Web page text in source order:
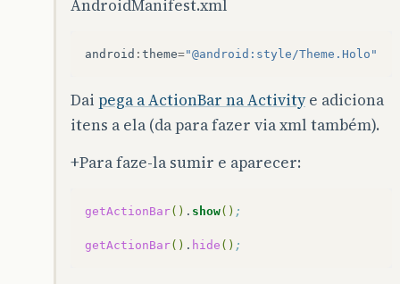
AndroidManifest.xml
android : theme="@android:style/Theme.Holo"
Dai pega a ActionBar na Activitye adiciona
itens a ela (da para fazer via xml também).
+Para faze-la sumir e aparecer:
getActionBar() . show() ;
getActionBar() . hide () ;